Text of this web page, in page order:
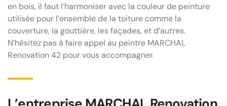
en bois, il faut l’harmoniser avec la couleur de peinture
utilisée pour l’ensemble de la toiture comme la
couverture, la gouttière, les façades, et d’autres.
N’hésitez pas à faire appel au peintre MARCHAL
Renovation 42 pour vous accompagner.